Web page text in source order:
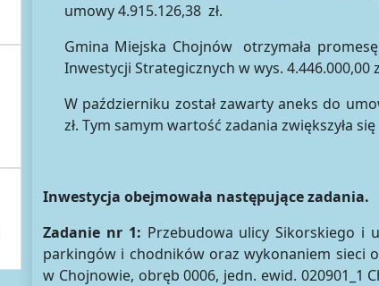
umowy 4.915.126,38 zł.
Gmina Miejska Chojnów otrzymała
Inwestycji Strategicznych w wys. 4.446.000,00
W październiku został zawarty aneks do
zł. Tym samym wartość zadania zwiększyła
Inwestycja obejmowała następujące zadania.
Zadanie nr 1: Przebudowa ulicy Sikorskiego i
parkingów i chodników oraz wykonaniem sieci
w Chojnowie, obręb 0006, jedn. ewid. 020901_1